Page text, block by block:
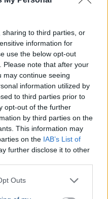
to third parties, or
information for
use the below opt-out
Please note that after your
may continue seeing
information utilized by
to third parties prior to
opt-out of the further
by third parties on the
This information may
on the IAB’s List of
further disclose it to other
Outs
tartóztattak le
golfklubjánál az elnök
őrség egy égő